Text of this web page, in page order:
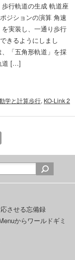
行軌道の生成 軌道座
ジションの演算 角速
実装し、一通り歩行
きるようにしまし
「五角形軌道」を採
道 […]
学と計算歩行, KO-Link 2
させる忘備録
からワールドギミ